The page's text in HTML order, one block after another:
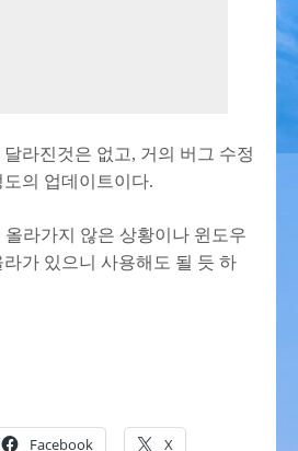
라진것은 없고, 거의 버그 수정
의 업데이트이다.
올라가지 않은 상황이나 윈도우
가 있으니 사용해도 될 듯 하
Facebook X